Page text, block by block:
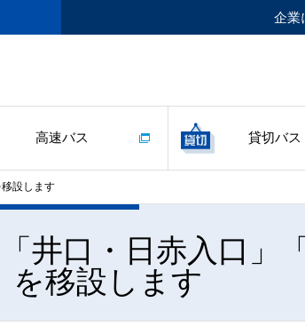
企業
高速バス 貸切バス
設します
井口・日赤入口」
を移設します